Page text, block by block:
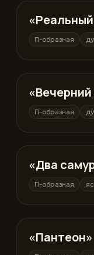
П-образная
П-образная
П-образная
«Вечерний
П-образная
П-образная
«Два
П-образная
П-образная
«Пантеон»